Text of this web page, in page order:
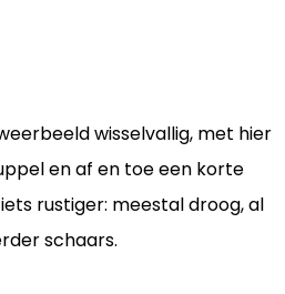
wisselvallig, met hier
en af en toe een korte
rustiger: meestal droog, al
schaars.